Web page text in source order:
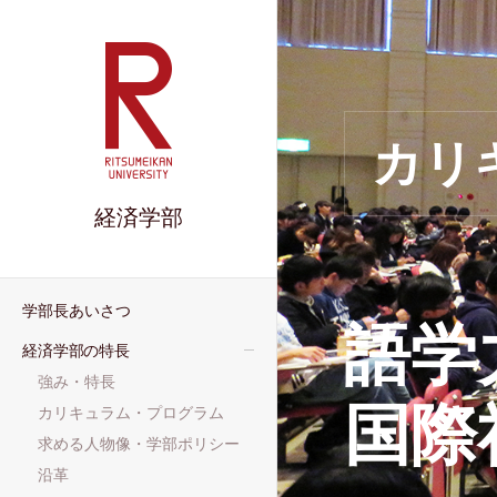
経済学部
学部長あいさつ
経済学部の特長
強み・特長
カリキュラム・プログラム
求める人物像・学部ポリシー
沿革
カリ
語学
国際